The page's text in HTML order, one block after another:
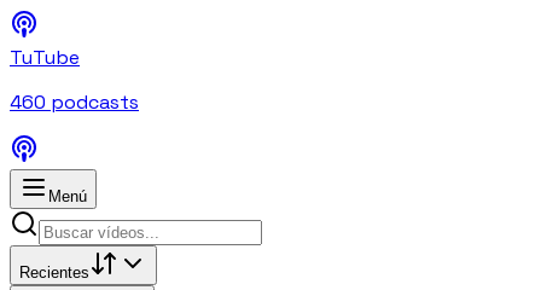
TuTube
460 podcasts
Menú
Recientes